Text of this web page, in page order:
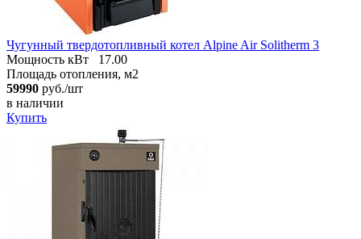
Чугунный твердотопливный котел Alpine Air Solitherm 3
Мощность кВт
17.00
Площадь отопления, м2
59990 руб./шт
в наличии
Купить